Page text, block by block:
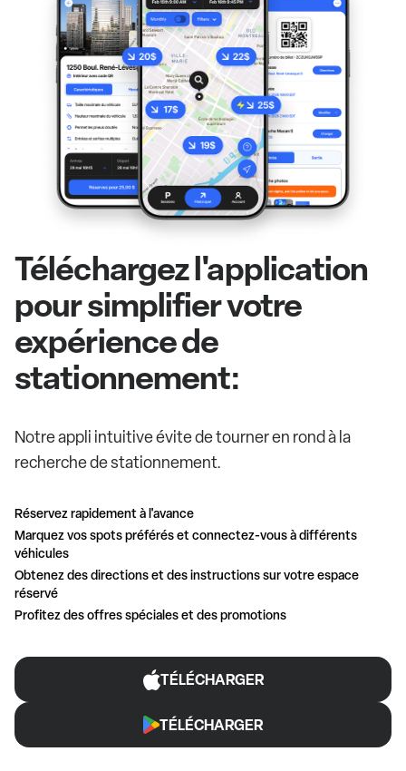
Téléchargez l'application
pour simplifier votre
expérience de
stationnement:
Notre appli intuitive évite de tourner en rond à la
recherche de stationnement.
Réservez rapidement à l'avance
Marquez vos spots préférés et connectez-vous à différents
véhicules
Obtenez des directions et des instructions sur votre espace
réservé
Profitez des offres spéciales et des promotions
TÉLÉCHARGER
TÉLÉCHARGER